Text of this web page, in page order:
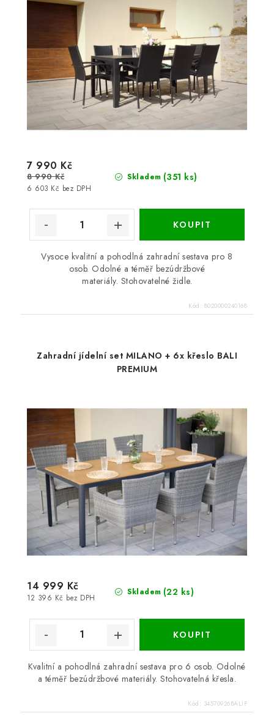
Skladem (351 ks)
6 603 Kč bez DPH
7 990 Kč
8 990 Kč
Vysoce kvalitní a pohodlná zahradní sestava pro 8
osob. Odolné a téměř bezúdržbové
materiály. Stohovatelné židle.
Kód: 8020000240168
Zahradní jídelní set MILANO + 6x křeslo BALI
PREMIUM
Skladem (22 ks)
12 396 Kč bez DPH
14 999 Kč
Kvalitní a pohodlná zahradní sestava pro 6 osob. Odolné
a téměř bezúdržbové materiály. Stohovatelná křesla.
Kód: 34570926BALIP